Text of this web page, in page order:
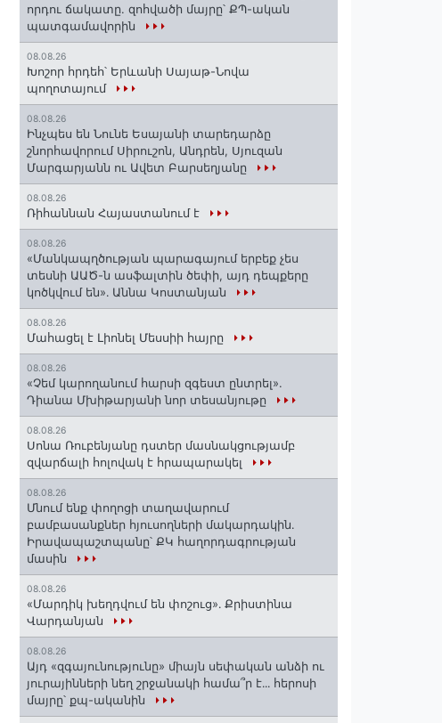
որդու ճակատը. զոհվածի մայրը՝ ՔՊ-ական
պատգամավորին
08.08.26
Խոշոր հրդեհ՝ Երևանի Սայաթ-Նովա
պողոտայում
08.08.26
Ինչպես են Նունե Եսայանի տարեդարձը
շնորհավորում Սիրուշոն, Անդրեն, Սյուզան
Մարգարյանն ու Ավետ Բարսեղյանը
08.08.26
Ռիհաննան Հայաստանում է
08.08.26
«Մանկապղծության պարագայում երբեք չես
տեսնի ԱԱԾ-ն ասֆալտին ծեփի, այդ դեպքերը
կոծկվում են»․ Աննա Կոստանյան
08.08.26
Մահացել է Լիոնել Մեսսիի հայրը
08.08.26
«Չեմ կարողանում հարսի զգեստ ընտրել».
Դիանա Մխիթարյանի նոր տեսանյութը
08.08.26
Սոնա Ռուբենյանը դստեր մասնակցությամբ
զվարճալի հոլովակ է հրապարակել
08.08.26
Մնում ենք փողոցի տաղավարում
բամբասանքներ հյուսողների մակարդակին․
Իրավապաշտպանը՝ ՔԿ հաղորդագրության
մասին
08.08.26
«Մարդիկ խեղդվում են փոշուց»․ Քրիստինա
Վարդանյան
08.08.26
Այդ «զգայունությունը» միայն սեփական անձի ու
յուրայինների նեղ շրջանակի համա՞ր է․․․ հերոսի
մայրը՝ քպ-ականին